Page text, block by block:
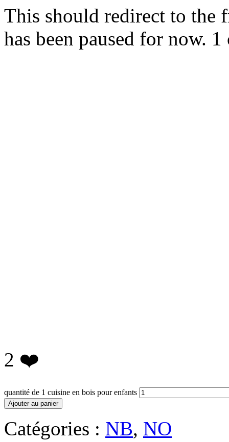
This should redirect to the
has been paused for now.
2 ❤️
quantité de 1 cuisine en bois pour enfants
Ajouter au panier
Catégories : NB, NO